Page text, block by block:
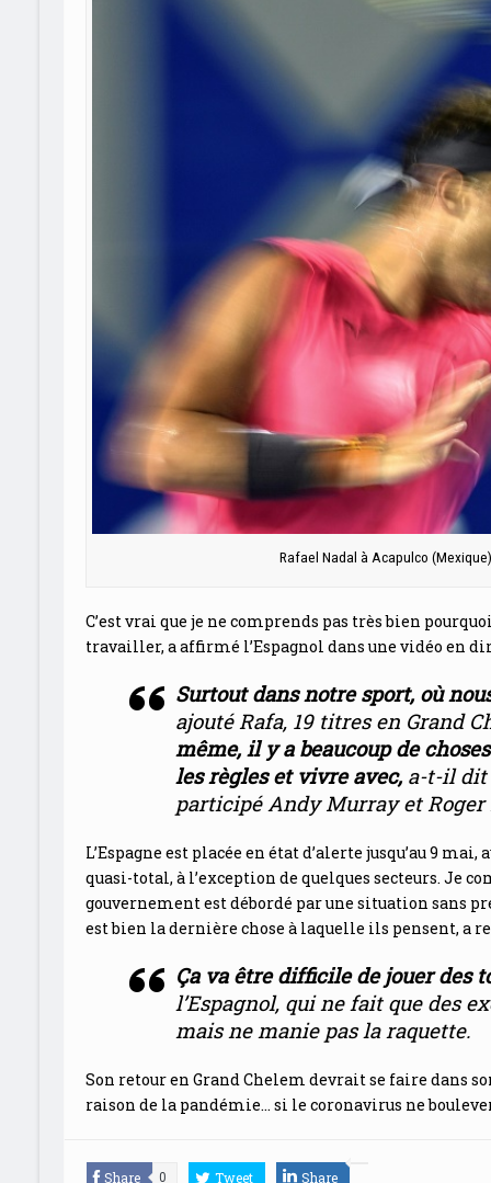
Rafael Nadal à Acapulco
C’est vrai que je ne comprends pas très bien
travailler, a affirmé l’Espagnol dans une vidéo en
Surtout dans notre sport, où
ajoutéRafa, 19 titres en Grand
même, il y a beaucoup de
les règles et vivre avec, a-t-il dit
participé Andy Murray et Roger
L’Espagne est placée en état d’alerte jusqu’au 9
quasi-total, à l’exception de quelques secteurs. Je
gouvernement est débordé par une situation sans
est bien la dernière chose à laquelle ils pensent, a
Ça va être difficile de jouer des
l’Espagnol, qui ne fait que des
mais ne manie pas la raquette.
Son retour en Grand Chelem devrait se faire dans
raison de la pandémie… si le coronavirus ne
Share 0 Tweet Share